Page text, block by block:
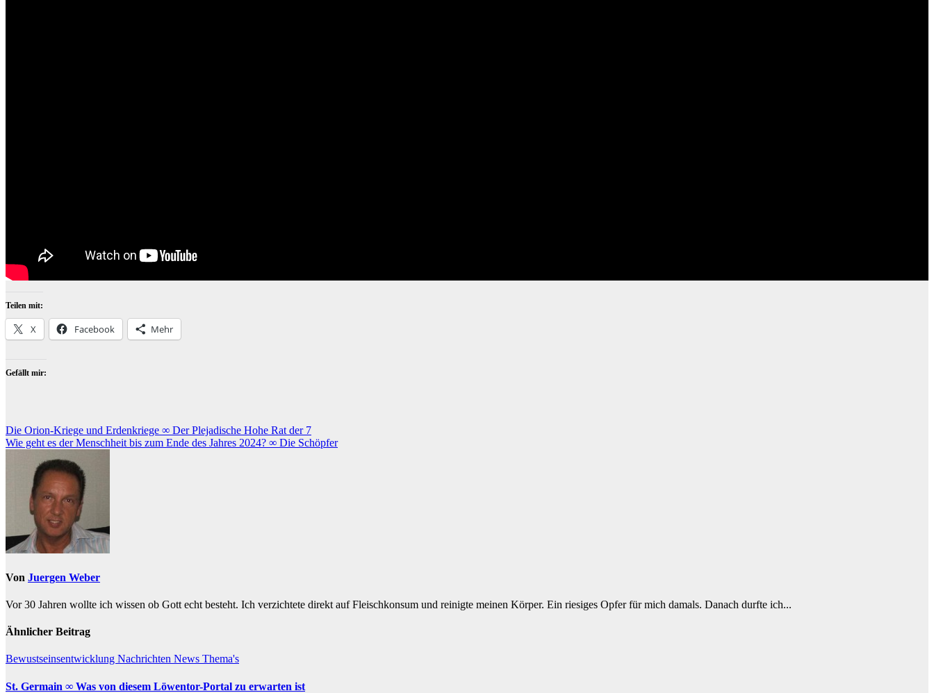
Teilen mit:
X Facebook Mehr
Gefällt mir:
Beitragsnavigation
Die Orion-Kriege und Erdenkriege ∞ Der Plejadische Hohe Rat der 7
Wie geht es der Menschheit bis zum Ende des Jahres 2024? ∞ Die Schöpfer
Von Juergen Weber
Vor 30 Jahren wollte ich wissen ob Gott echt besteht. Ich verzichtete direkt auf Fleischkonsum und reinigte meinen Körper. Ein riesiges Opfer für mich damals. Danach durfte ich...
Ähnlicher Beitrag
Bewustseinsentwicklung Nachrichten News Thema's
St. Germain ∞ Was von diesem Löwentor-Portal zu erwarten ist